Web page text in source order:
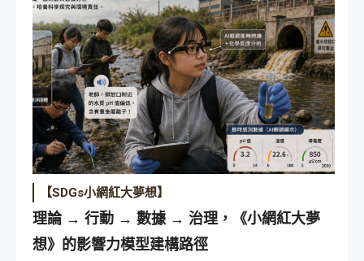
【SDGs小網紅大夢想】
理論 → 行動 → 數據 → 治理，《小網紅大夢
想》的影響力模型建構路徑